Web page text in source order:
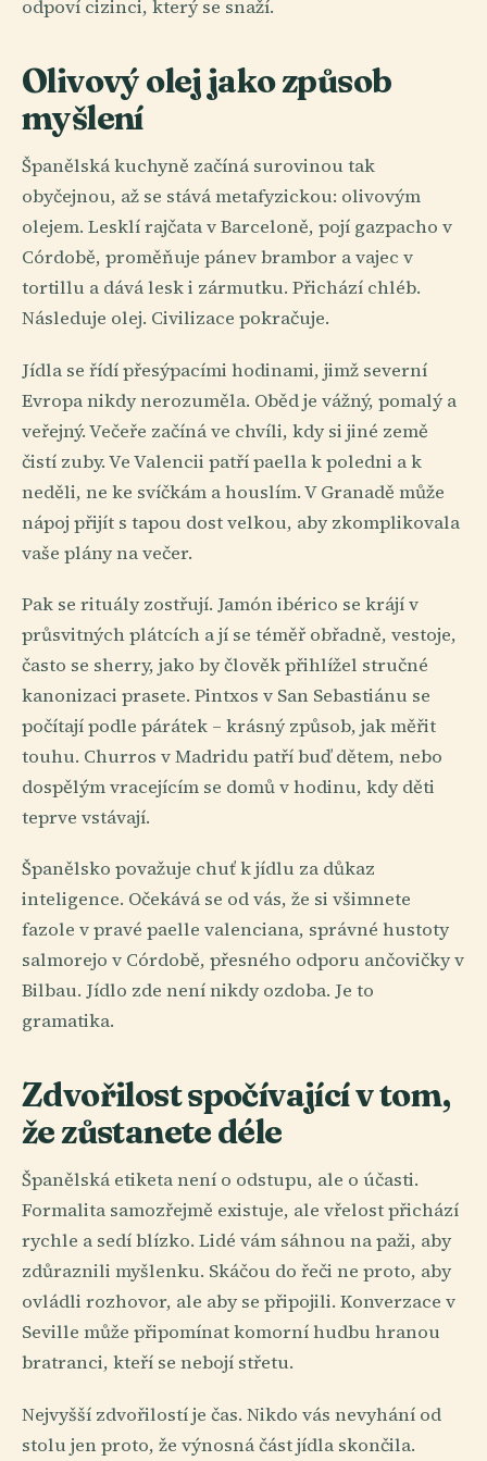
odpoví cizinci, který se snaží.
Olivový olej jako způsob
myšlení
Španělská kuchyně začíná surovinou tak
obyčejnou, až se stává metafyzickou: olivovým
olejem. Lesklí rajčata v Barceloně, pojí gazpacho v
Córdobě, proměňuje pánev brambor a vajec v
tortillu a dává lesk i zármutku. Přichází chléb.
Následuje olej. Civilizace pokračuje.
Jídla se řídí přesýpacími hodinami, jimž severní
Evropa nikdy nerozuměla. Oběd je vážný, pomalý a
veřejný. Večeře začíná ve chvíli, kdy si jiné země
čistí zuby. Ve Valencii patří paella k poledni a k
neděli, ne ke svíčkám a houslím. V Granadě může
nápoj přijít s tapou dost velkou, aby zkomplikovala
vaše plány na večer.
Pak se rituály zostřují. Jamón ibérico se krájí v
průsvitných plátcích a jí se téměř obřadně, vestoje,
často se sherry, jako by člověk přihlížel stručné
kanonizaci prasete. Pintxos v San Sebastiánu se
počítají podle párátek – krásný způsob, jak měřit
touhu. Churros v Madridu patří buď dětem, nebo
dospělým vracejícím se domů v hodinu, kdy děti
teprve vstávají.
Španělsko považuje chuť k jídlu za důkaz
inteligence. Očekává se od vás, že si všimnete
fazole v pravé paelle valenciana, správné hustoty
salmorejo v Córdobě, přesného odporu ančovičky v
Bilbau. Jídlo zde není nikdy ozdoba. Je to
gramatika.
Zdvořilost spočívající v tom,
že zůstanete déle
Španělská etiketa není o odstupu, ale o účasti.
Formalita samozřejmě existuje, ale vřelost přichází
rychle a sedí blízko. Lidé vám sáhnou na paži, aby
zdůraznili myšlenku. Skáčou do řeči ne proto, aby
ovládli rozhovor, ale aby se připojili. Konverzace v
Seville může připomínat komorní hudbu hranou
bratranci, kteří se nebojí střetu.
Nejvyšší zdvořilostí je čas. Nikdo vás nevyhání od
stolu jen proto, že výnosná část jídla skončila.